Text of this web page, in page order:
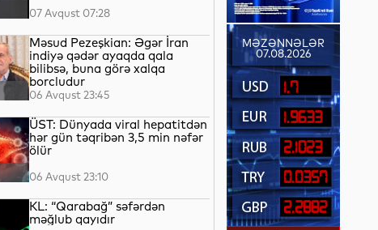
07 Avqust 07:28
Məsud Pezeşkian: Əgər İran
indiyə qədər ayaqda qala
bilibsə, buna görə xalqa
borcludur
06 Avqust 23:45
ÜST: Dünyada viral hepatitdən
hər gün təqribən 3,5 min nəfər
ölür
06 Avqust 23:10
KL: “Qarabağ” səfərdən
məğlub qayıdır
MƏZƏNNƏLƏR
07.08.2026
1.7
1.9633
2.1023
0.0357
2.2882